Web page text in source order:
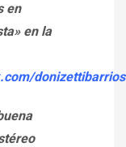
en
en la
donizettibarrios